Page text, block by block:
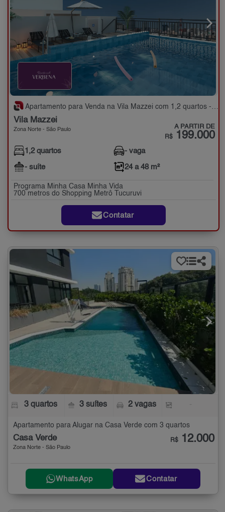
Apartamento para Venda na Vila Mazzei com 1,2 quartos - 24 a 48 m²
Vila Mazzei
Zona Norte - São Paulo A PARTIR DE
R$ 199.000
1,2 quartos
- suíte
- vaga
24 a 48 m²
Programa Minha Casa Minha Vida
700 metros do Shopping Metrô Tucuruvi
Contatar
3 quartos 3 suítes 2 vagas
Apartamento para Alugar na Casa Verde com 3 quartos
Casa Verde
Zona Norte - São Paulo
R$ 12.000
WhatsApp Contatar